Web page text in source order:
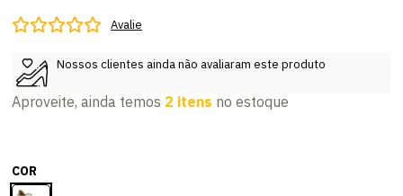
Avalie
Nossos clientes ainda não avaliaram este produto
Aproveite, ainda temos 2 itens no estoque
COR